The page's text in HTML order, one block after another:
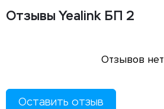
Отзывы Yealink БП 2
Отзывов нет
Оставить отзыв